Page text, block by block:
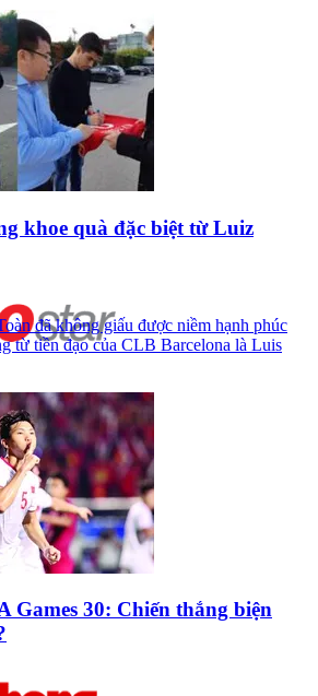
khoe quà đặc biệt từ Luiz
đã không giấu được niềm hạnh phúc
từ tiền đạo của CLB Barcelona là Luis
Games 30: Chiến thắng biện